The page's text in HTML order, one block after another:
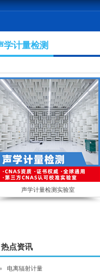
学计量检测
声学计量检测实验室
热点资讯
电离辐射计量